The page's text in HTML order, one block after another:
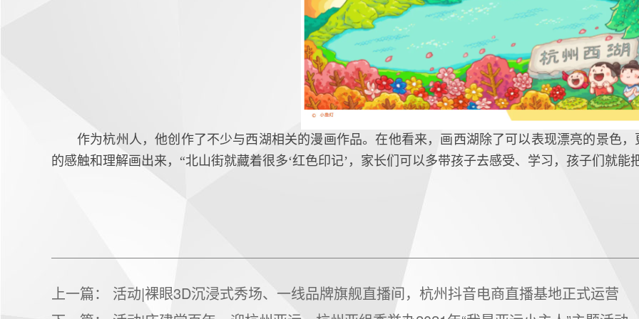
作为杭州人，他创作了不少与西湖相关的漫画作品。在他看来，画西湖除了可以表现漂亮的景色
的感触和理解画出来，“北山街就藏着很多‘红色印记’，家长们可以多带孩子去感受、学习，孩子们就能
上一篇： 活动|裸眼3D沉浸式秀场、一线品牌旗舰直播间，杭州抖音电商直播基地正式运营